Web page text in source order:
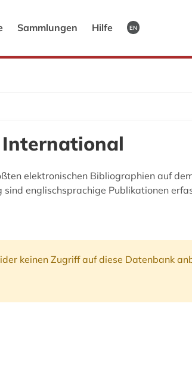
Sammlungen Hilfe EN
elektronischen Bibliographien auf
englischsprachige Publikationen
keinen Zugriff auf diese Datenbank